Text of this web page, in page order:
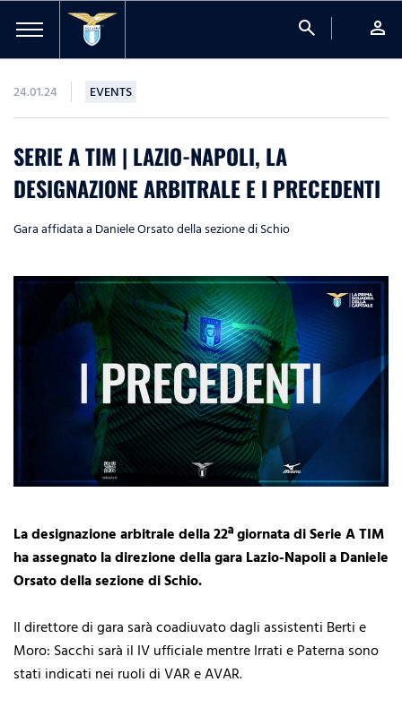
search person
24.01.24 EVENTS
SERIE A TIM | LAZIO-NAPOLI, LA
DESIGNAZIONE ARBITRALE E I PRECEDENTI
Gara affidata a Daniele Orsato della sezione di Schio
La designazione arbitrale della 22ª giornata di Serie A TIM
ha assegnato la direzione della gara Lazio-Napoli a Daniele
Orsato della sezione di Schio.
Ildirettore di gara sarà coadiuvato dagli assistenti Berti e
Moro: Sacchi sarà il IV ufficiale mentre Irrati e Paterna sono
stati indicati nei ruoli di VAR e AVAR.